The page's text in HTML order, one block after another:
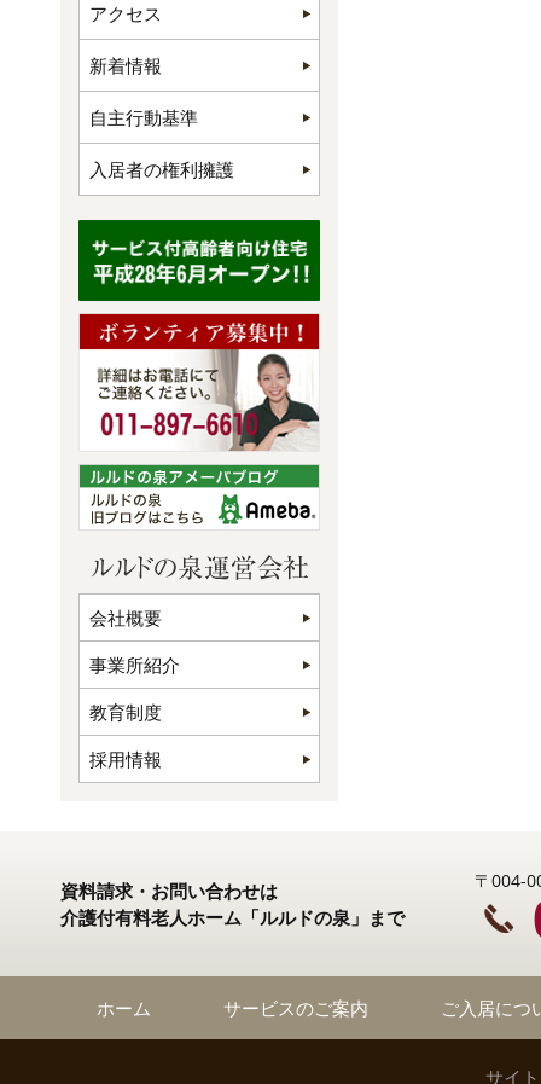
アクセス
新着情報
自主行動基準
入居者の権利擁護
会社概要
事業所紹介
教育制度
採用情報
資料請求・お問い合わせは
介護付有料老人ホーム「ルルドの泉」まで
〒004-
ホーム サービスのご案内 ご入居につ
サイ